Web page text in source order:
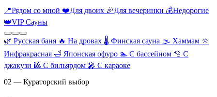
📍Рядом со мной ❤️Для двоих 🎉Для вечеринки 💰Недорогие
👑VIP Сауны
🌿 Русская баня 🔥 На дровах 🌡️ Финская сауна 🌫️ Хаммам 🔆
Инфракрасная 🛁 Японская офуро 🏊 С бассейном 🫧 С
джакузи 🎱 С бильярдом 🎤 С караоке
02 — Кураторский выбор